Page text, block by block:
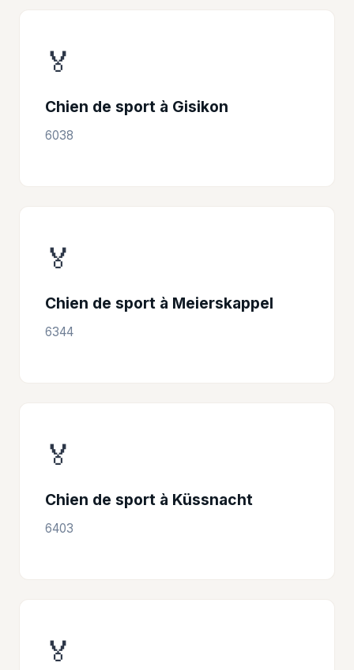
🏅
Chien de sport à Gisikon
6038
🏅
Chien de sport à Meierskappel
6344
🏅
Chien de sport à Küssnacht
6403
🏅